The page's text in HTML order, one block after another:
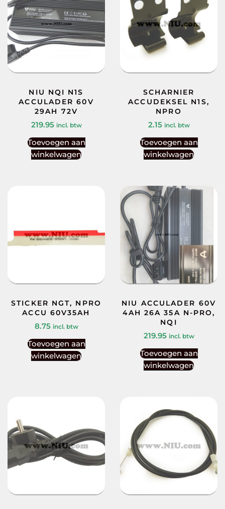
NIU NQI N1S
ACCULADER 60V
29AH 72V
219.95 incl. btw
Toevoegen aan
winkelwagen
SCHARNIER
ACCUDEKSEL N1S,
NPRO
2.15 incl. btw
Toevoegen aan
winkelwagen
STICKER NGT, NPRO
ACCU 60V35AH
8.75 incl. btw
Toevoegen aan
winkelwagen
NIU ACCULADER 60V
4AH 26A 35A N-PRO,
NQI
219.95 incl. btw
Toevoegen aan
winkelwagen